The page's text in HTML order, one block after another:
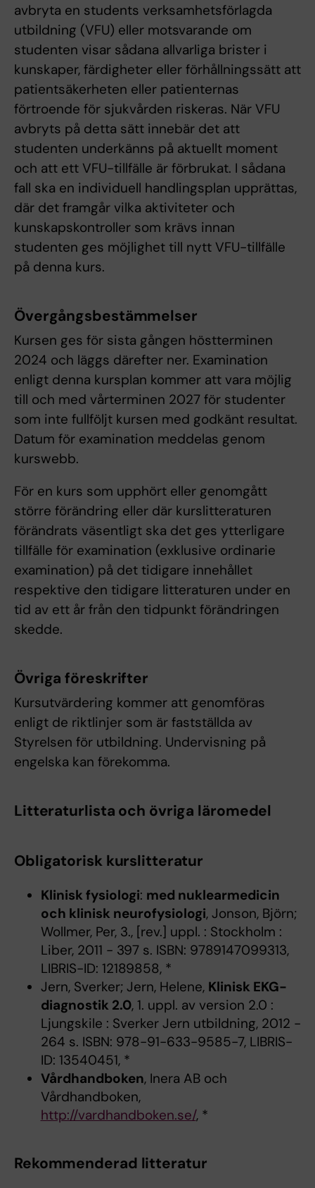
avbryta en students verksamhetsförlagda
utbildning (VFU) eller motsvarande om
studenten visar sådana allvarliga brister i
kunskaper, färdigheter eller förhållningssätt att
patientsäkerheten eller patienternas
förtroende för sjukvården riskeras. När VFU
avbryts på detta sätt innebär det att
studenten underkänns på aktuellt moment
och att ett VFU-tillfälle är förbrukat. I sådana
fall ska en individuell handlingsplan upprättas,
där det framgår vilka aktiviteter och
kunskapskontroller som krävs innan
studenten ges möjlighet till nytt VFU-tillfälle
på denna kurs.
Övergångsbestämmelser
Kursen ges för sista gången höstterminen
2024 och läggs därefter ner. Examination
enligt denna kursplan kommer att vara möjlig
till och med vårterminen 2027 för studenter
som inte fullföljt kursen med godkänt resultat.
Datum för examination meddelas genom
kurswebb.
För en kurs som upphört eller genomgått
större förändring eller där kurslitteraturen
förändrats väsentligt ska det ges ytterligare
tillfälle för examination (exklusive ordinarie
examination) på det tidigare innehållet
respektive den tidigare litteraturen under en
tid av ett år från den tidpunkt förändringen
skedde.
Övriga föreskrifter
Kursutvärdering kommer att genomföras
enligt de riktlinjer som är fastställda av
Styrelsen för utbildning. Undervisning på
engelska kan förekomma.
Litteraturlista och övriga läromedel
Obligatorisk kurslitteratur
Klinisk fysiologi: med nuklearmedicin
och klinisk neurofysiologi, Jonson, Björn;
Wollmer, Per, 3., [rev.] uppl. : Stockholm :
Liber, 2011 - 397 s. ISBN: 9789147099313,
LIBRIS-ID: 12189858, *
Jern, Sverker; Jern, Helene, Klinisk EKG-
diagnostik 2.0, 1. uppl. av version 2.0 :
Ljungskile : Sverker Jern utbildning, 2012 -
264 s. ISBN: 978-91-633-9585-7, LIBRIS-
ID: 13540451, *
Vårdhandboken, Inera AB och
Vårdhandboken,
http://vardhandboken.se/, *
Rekommenderad litteratur